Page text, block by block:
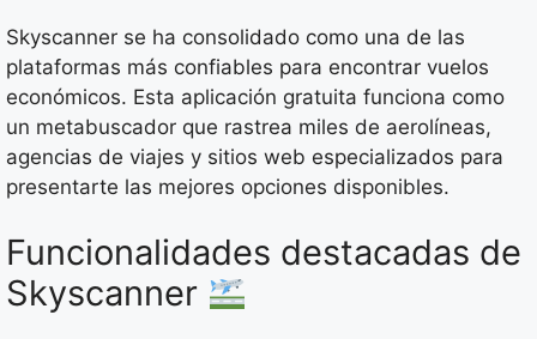
Skyscanner se ha consolidado como una de las
plataformas más confiables para encontrar vuelos
económicos. Esta aplicación gratuita funciona como
un metabuscador que rastrea miles de aerolíneas,
agencias de viajes y sitios web especializados para
presentarte las mejores opciones disponibles.
Funcionalidades destacadas de
Skyscanner